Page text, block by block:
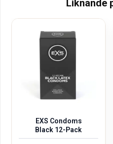
Liknande
EXS Condoms
Black 12-Pack